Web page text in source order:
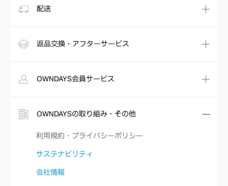
配送
返品交換・アフターサービス
OWNDAYS会員サービス
OWNDAYSの取り組み・その他
利用規約・プライバシーポリシー
サステナビリティ
会社情報